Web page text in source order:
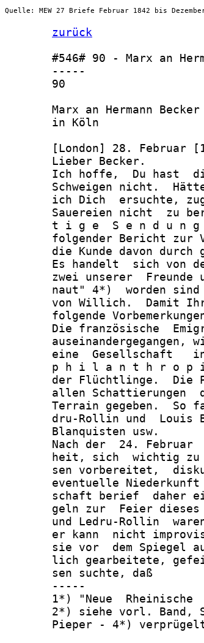
Quelle: MEW 27 Briefe Februar 1842 bis
zurück
#546# 90 - Marx an
       -----
       90
       Marx an Hermann Becker
       in Köln
[London] 28. Februar
       Lieber Becker.
Ich hoffe,  Du hast
Schweigen nicht.
ich Dich  ersuchte,
Sauereien nicht  zu
t i g e  S e n d u n
folgender Bericht zur
die Kunde davon durch
Es handelt  sich von
zwei unserer  Freunde
naut" 4*)  worden
von Willich.  Damit
folgende
Die französische
auseinandergegangen,
eine  Gesellschaft
p h i l a n t h r o p
der Flüchtlinge.  Die
allen Schattierungen
Terrain gegeben.  So
dru-Rollin und  Louis
       Blanquisten usw.
Nach der  24. Februar
heit, sich  wichtig
sen vorbereitet,
eventuelle
schaft berief  daher
geln zur  Feier
und Ledru-Rollin
er kann  nicht
sie vor  dem Spiegel
lich gearbeitete,
       sen suchte, daß
       -----
1*) "Neue  Rheinische
2*) siehe vorl. Band,
Pieper - 4*)